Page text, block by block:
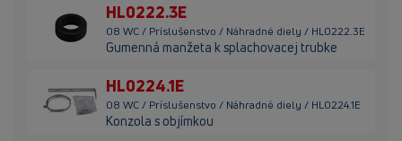
HL0222.3E
08 WC / Príslušenstvo / Náhradné diely / HL0222.3E
Gumenná manžeta k splachovacej trubke
HL0224.1E
08 WC / Príslušenstvo / Náhradné diely / HL0224.1E
Konzola s objímkou